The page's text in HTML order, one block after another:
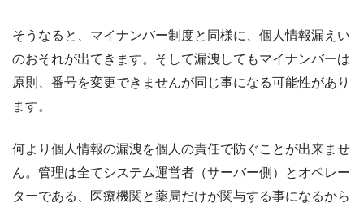
そうなると、マイナンバー制度と同様に、個人情報漏えい
のおそれが出てきます。そして漏洩してもマイナンバーは
原則、番号を変更できませんが同じ事になる可能性があり
ます。
何より個人情報の漏洩を個人の責任で防ぐことが出来ませ
ん。管理は全てシステム運営者（サーバー側）とオペレー
ターである、医療機関と薬局だけが関与する事になるから